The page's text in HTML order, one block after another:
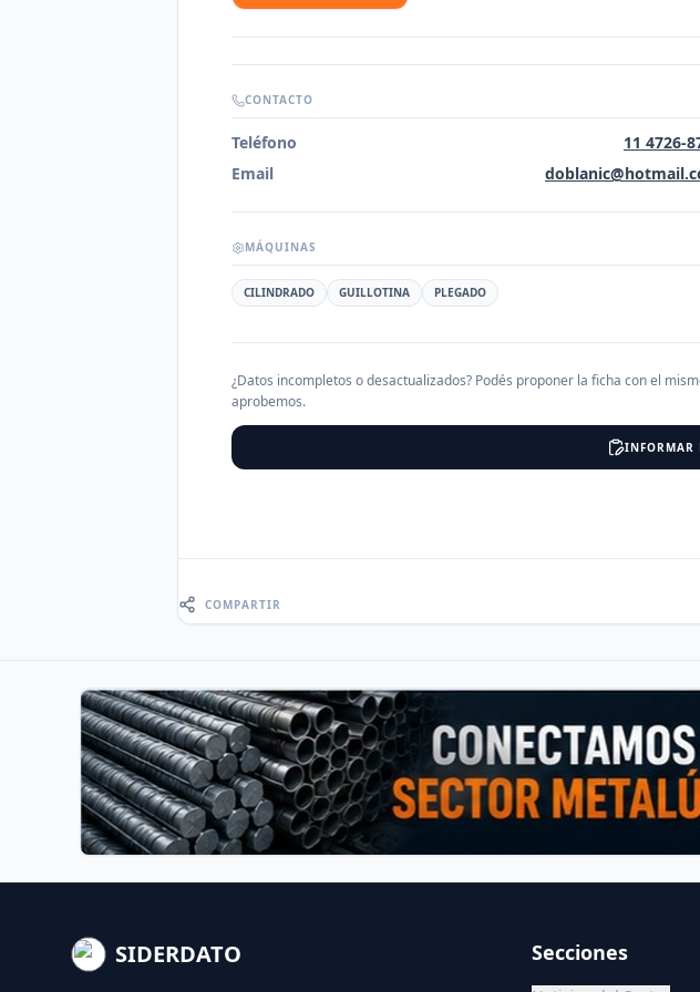
CONTACTO
Teléfono
11 4726-
Email
MÁQUINAS
CILINDRADO GUILLOTINA PLEGADO
¿Datos incompletos o desactualizados? Podés proponer la ficha con el
aprobemos.
INFORMAR
COMPARTIR
SIDERDATO Secciones